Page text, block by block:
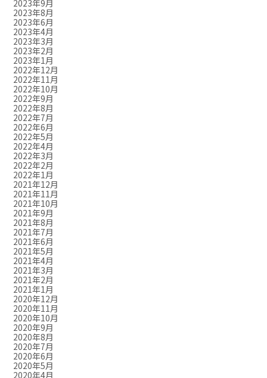
2023年9月
2023年8月
2023年6月
2023年4月
2023年3月
2023年2月
2023年1月
2022年12月
2022年11月
2022年10月
2022年9月
2022年8月
2022年7月
2022年6月
2022年5月
2022年4月
2022年3月
2022年2月
2022年1月
2021年12月
2021年11月
2021年10月
2021年9月
2021年8月
2021年7月
2021年6月
2021年5月
2021年4月
2021年3月
2021年2月
2021年1月
2020年12月
2020年11月
2020年10月
2020年9月
2020年8月
2020年7月
2020年6月
2020年5月
2020年4月